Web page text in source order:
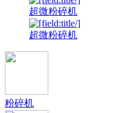
超微粉碎机
超微粉碎机
粉碎机